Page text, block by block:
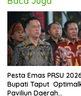
Pesta Emas PRSU
Bupati Taput
Paviliun Daerah